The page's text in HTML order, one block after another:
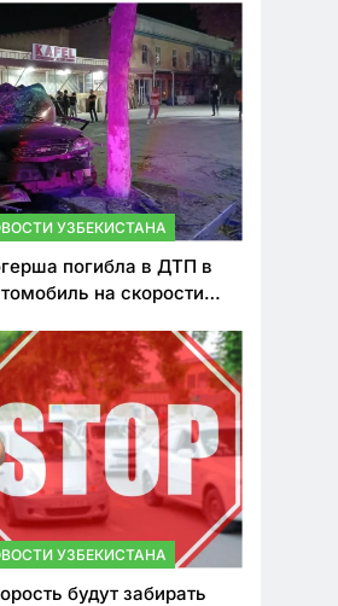
ПДД
УЗБЕКИСТАНА
погибла в ДТП в
на скорости
УЗБЕКИСТАНА
будут забирать